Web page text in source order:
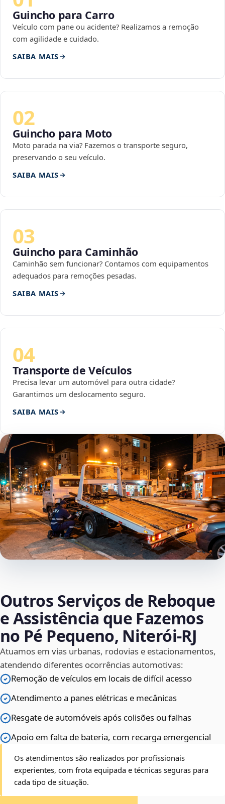
Guincho para Carro
Veículo com pane ou acidente? Realizamos a remoção
com agilidade e cuidado.
SAIBA MAIS
02
Guincho para Moto
Moto parada na via? Fazemos o transporte seguro,
preservando o seu veículo.
SAIBA MAIS
03
Guincho para Caminhão
Caminhão sem funcionar? Contamos com equipamentos
adequados para remoções pesadas.
SAIBA MAIS
04
Transporte de Veículos
Precisa levar um automóvel para outra cidade?
Garantimos um deslocamento seguro.
SAIBA MAIS
Outros Serviços de Reboque
e Assistência que Fazemos
no Pé Pequeno, Niterói‑RJ
Atuamos em vias urbanas, rodovias e estacionamentos,
atendendo diferentes ocorrências automotivas:
Remoção de veículos em locais de difícil acesso
Atendimento a panes elétricas e mecânicas
Resgate de automóveis após colisões ou falhas
Apoio em falta de bateria, com recarga emergencial
Os atendimentos são realizados por profissionais
experientes, com frota equipada e técnicas seguras para
cada tipo de situação.